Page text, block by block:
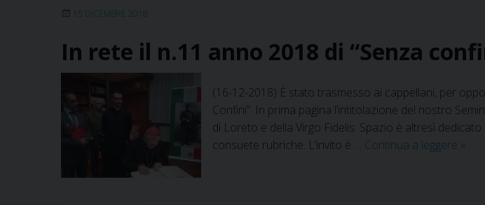
15 DICEMBRE 2018
In rete il n.11 anno 2018 di “Senza
(16-12-2018) È stato trasmesso ai cappellani, per
Confini”. In prima pagina l’intitolazione del nostro
di Loreto e della Virgo Fidelis. Spazio è altresì
consuete rubriche. L’invito è … Continua a leggere In»